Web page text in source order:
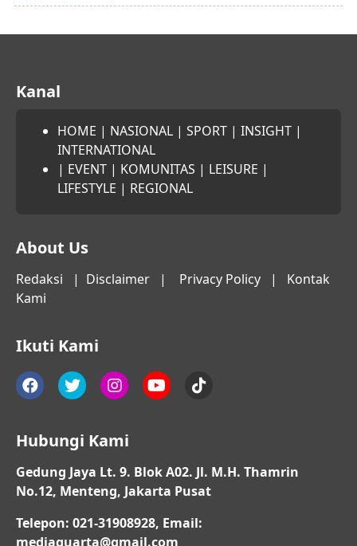
Kanal
HOME | NASIONAL | SPORT | INSIGHT |
INTERNATIONAL
| EVENT | KOMUNITAS | LEISURE |
LIFESTYLE | REGIONAL
About Us
Redaksi | Disclaimer | Privacy Policy | Kontak
Kami
Ikuti Kami
Hubungi Kami
Gedung Jaya Lt. 9. Blok A02. Jl. M.H. Thamrin
No.12, Menteng, Jakarta Pusat
Telepon: 021-31908928, Email:
mediaquarta@gmail.com